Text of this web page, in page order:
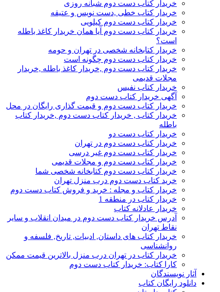
خریدار کتاب دست دوم شبانه روزی
خریدار کتاب خطی ,دست نویس و عتیقه
خریدار کتاب دست دوم کیلویی
خریدار کتاب دست دوم آیا همان خریدار کاغذ باطله
است؟
خریدار کتابخانه شخصی در تهران و حومه
خریدار کتاب دست دوم چگونه است
خریدار کتاب دست دوم ,خریدار کاغذ باطله ,خریدار
مجلات قدیمی
خریدار کتاب نفیس
آگهی خریدار کتاب دست دوم
خریدار کتاب دست دوم و قیمت گذاری رایگان در محل
خریدار کتاب , خریدار کتاب دست دوم ,خریدار کتاب
باطله
خریدار کتاب دست دو
خریدار کتاب دست دوم در تهران
خریدار کتاب دست دوم غیر درسی
خریدار کتاب دست دوم و مجلات قدیمی
خریدار کتاب دست دوم کتابخانه شخصی شما
خرید کتاب دست دوم درب منزل تهران
خریدار کتاب و مجله : خرید و فروش کتاب دست دوم
خریدار کتاب در منطقه 1
خریدار عادلانه کتاب
آدرس خریدار کتاب دست دوم در میدان انقلاب و سایر
نقاط تهران
خریدار کتاب های داستان, ادبیات, تاریخ, فلسفه و
روانشناسی
خریدار کتاب در تهران درب منزل بالاترین قیمت ممکن
کارا کتاب: خریدار کتاب دست دوم
آثار نویسندگان
دانلود رایگان کتاب